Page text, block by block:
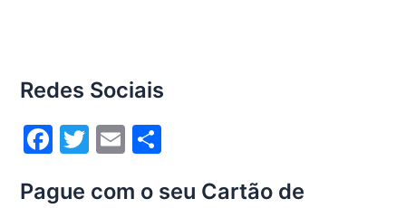
Redes Sociais
F
c
T
itt
E
ai ar
Pague com o seu Cartão de